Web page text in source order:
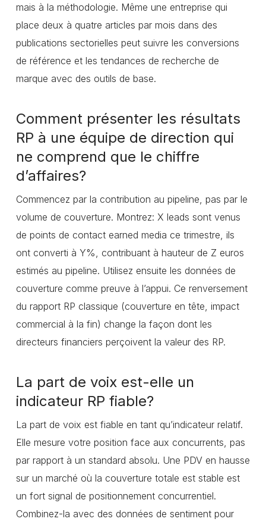
mais à la méthodologie. Même une entreprise qui
place deux à quatre articles par mois dans des
publications sectorielles peut suivre les conversions
de référence et les tendances de recherche de
marque avec des outils de base.
Comment présenter les résultats
RP à une équipe de direction qui
ne comprend que le chiffre
d’affaires?
Commencez par la contribution au pipeline, pas par le
volume de couverture. Montrez: X leads sont venus
de points de contact earned media ce trimestre, ils
ont converti à Y%, contribuant à hauteur de Z euros
estimés au pipeline. Utilisez ensuite les données de
couverture comme preuve à l’appui. Ce renversement
du rapport RP classique (couverture en tête, impact
commercial à la fin) change la façon dont les
directeurs financiers perçoivent la valeur des RP.
La part de voix est-elle un
indicateur RP fiable?
La part de voix est fiable en tant qu’indicateur relatif.
Elle mesure votre position face aux concurrents, pas
par rapport à un standard absolu. Une PDV en hausse
sur un marché où la couverture totale est stable est
un fort signal de positionnement concurrentiel.
Combinez-la avec des données de sentiment pour